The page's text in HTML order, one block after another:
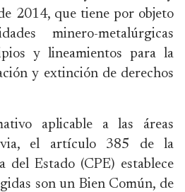
2014, que tiene por objeto
minero-metalúrgicas
y lineamientos para la
y extinción de derechos
aplicable a las áreas
el artículo 385 de la
del Estado (CPE) establece
son un Bien Común, de